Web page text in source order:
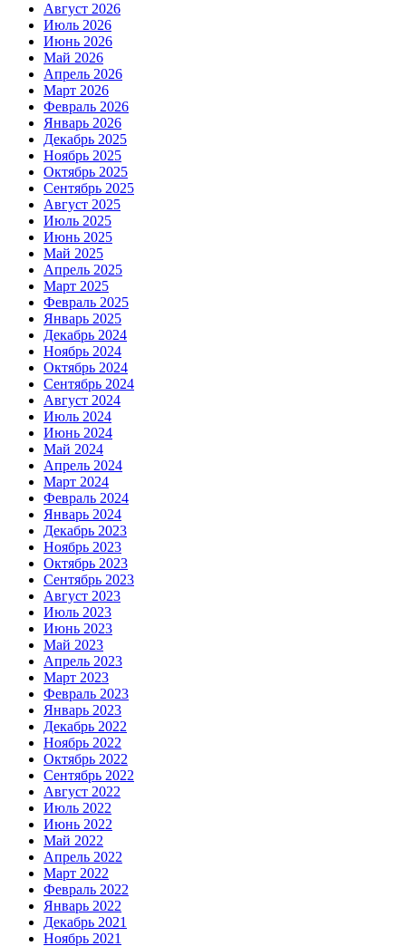
Август 2026
Июль 2026
Июнь 2026
Май 2026
Апрель 2026
Март 2026
Февраль 2026
Январь 2026
Декабрь 2025
Ноябрь 2025
Октябрь 2025
Сентябрь 2025
Август 2025
Июль 2025
Июнь 2025
Май 2025
Апрель 2025
Март 2025
Февраль 2025
Январь 2025
Декабрь 2024
Ноябрь 2024
Октябрь 2024
Сентябрь 2024
Август 2024
Июль 2024
Июнь 2024
Май 2024
Апрель 2024
Март 2024
Февраль 2024
Январь 2024
Декабрь 2023
Ноябрь 2023
Октябрь 2023
Сентябрь 2023
Август 2023
Июль 2023
Июнь 2023
Май 2023
Апрель 2023
Март 2023
Февраль 2023
Январь 2023
Декабрь 2022
Ноябрь 2022
Октябрь 2022
Сентябрь 2022
Август 2022
Июль 2022
Июнь 2022
Май 2022
Апрель 2022
Март 2022
Февраль 2022
Январь 2022
Декабрь 2021
Ноябрь 2021